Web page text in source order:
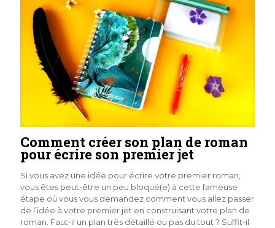
Comment créer son plan de roman
pour écrire son premier jet
Si vous avez une idée pour écrire votre premier roman,
vous êtes peut-être un peu bloqué(e) à cette fameuse
étape où vous vous demandez comment vous allez passer
de l’idée à votre premier jet en construisant votre plan de
roman. Faut-il un plan très détaillé ou pas du tout ? Suffit-il